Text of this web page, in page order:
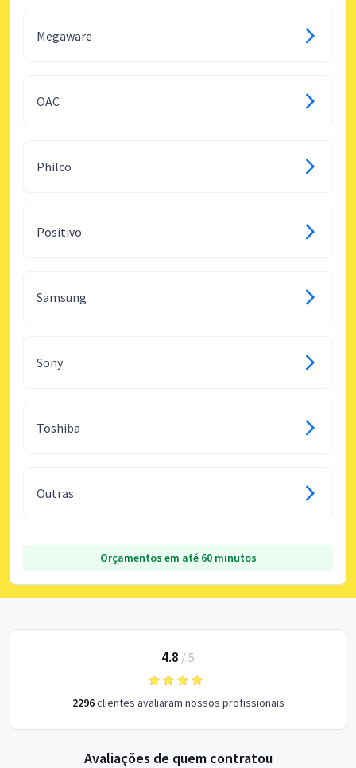
Megaware
OAC
Philco
Positivo
Samsung
Sony
Toshiba
Outras
Orçamentos em até 60 minutos
4.8 / 5
2296clientes avaliaram nossos profissionais
Avaliações de quem contratou